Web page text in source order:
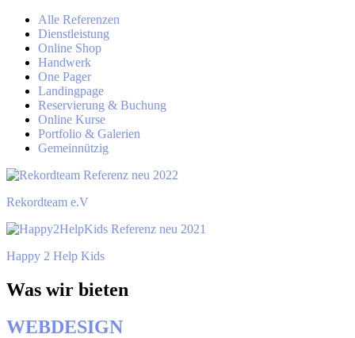
Alle Referenzen
Dienstleistung
Online Shop
Handwerk
One Pager
Landingpage
Reservierung & Buchung
Online Kurse
Portfolio & Galerien
Gemeinnützig
Rekordteam e.V
Happy 2 Help Kids
Was wir bieten
WEBDESIGN